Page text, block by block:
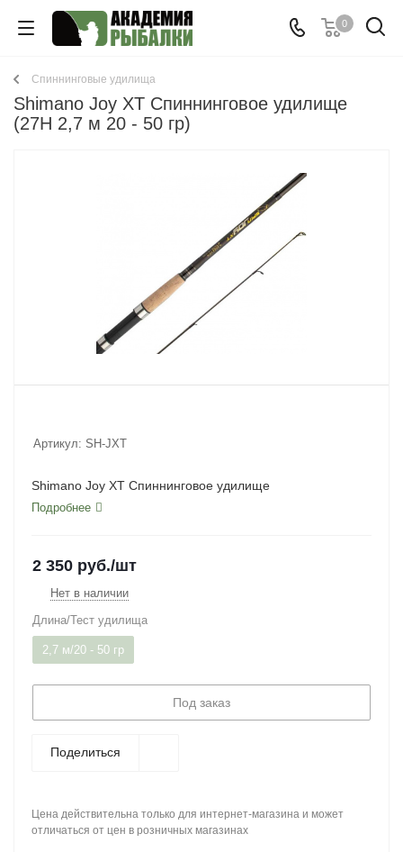
0
Спиннинговые удилища
Shimano Joy XT Спиннинговое удилище
(27H 2,7 м 20 - 50 гр)
Артикул: SH-JXT
Shimano Joy XT Спиннинговое удилище
Подробнее
2 350 руб./шт
Нет в наличии
Длина/Тест удилища
2,7 м/20 - 50 гр
Под заказ
Поделиться
Цена действительна только для интернет-магазина и может
отличаться от цен в розничных магазинах